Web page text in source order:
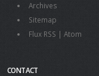
Archives
Sitemap
Flux RSS | Atom
CONTACT